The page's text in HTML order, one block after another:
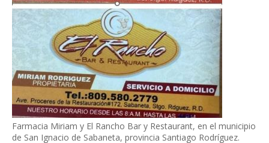
Farmacia Miriam y El Rancho Bar y Restaurant, en el municipio
de San Ignacio de Sabaneta, provincia Santiago Rodríguez.